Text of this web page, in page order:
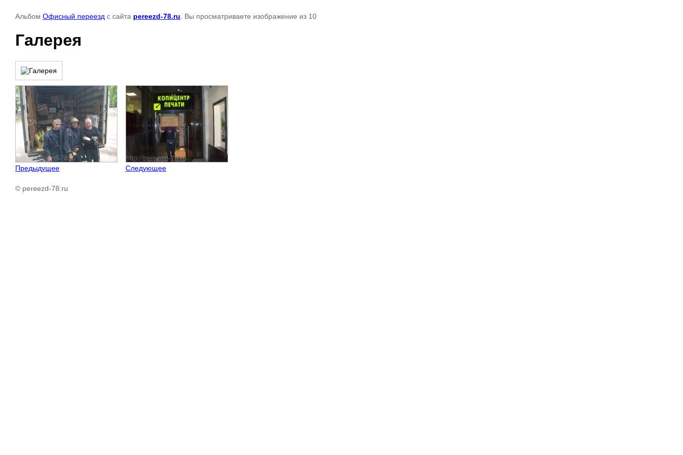
Альбом Офисный переезд с сайта pereezd-78.ru . Вы просматриваете изображение из 10
Галерея
Предыдущее Следующее
© pereezd-78.ru